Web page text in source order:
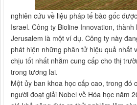
nghiên cứu về liệu pháp tế bào gốc
Israel. Công ty Bioline Innovation,
Jerusalem là một ví dụ. Công ty này
phát hiện những phân tử hiệu quả nhất
chịu tốt nhất nhằm cung cấp cho thị
trong tương lai.
Một ủy ban khoa học cấp cao, trong đó
người đoạt giải Nobel về Hóa học năm